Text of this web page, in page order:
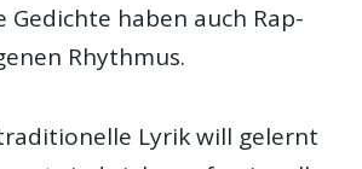
Gedichte haben auch Rap-
Rhythmus.
Lyrik will gelernt